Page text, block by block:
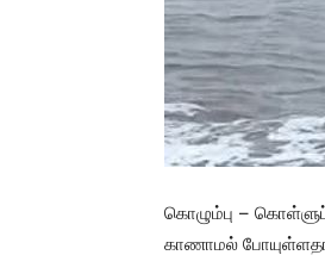
கொழும்பு –
காணாமல்